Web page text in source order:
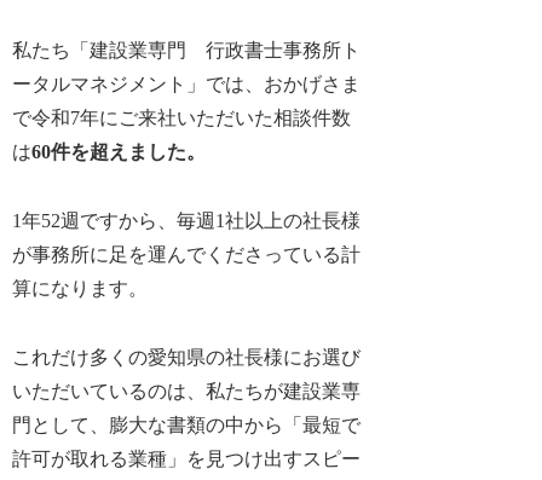
私たち「建設業専門 行政書士事務所ト
ータルマネジメント」では、おかげさま
で令和7年にご来社いただいた相談件数
は60件を超えました。
1年52週ですから、毎週1社以上の社長様
が事務所に足を運んでくださっている計
算になります。
これだけ多くの愛知県の社長様にお選び
いただいているのは、私たちが建設業専
門として、膨大な書類の中から「最短で
許可が取れる業種」を見つけ出すスピー